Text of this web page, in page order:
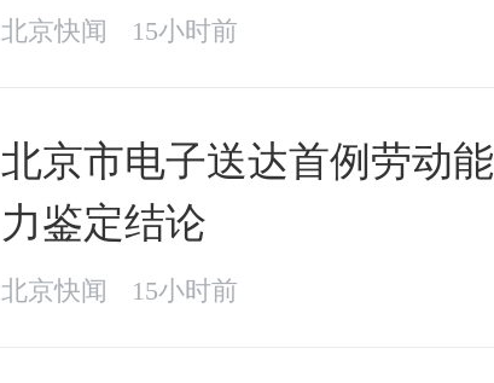
北京快闻 15小时前
北京市电子送达首例劳动能
力鉴定结论
北京快闻 15小时前